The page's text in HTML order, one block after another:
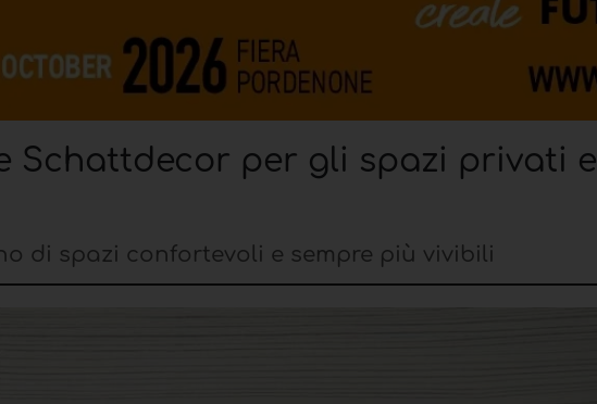
Schattdecor per gli spazi privati e
di spazi confortevoli e sempre più vivibili